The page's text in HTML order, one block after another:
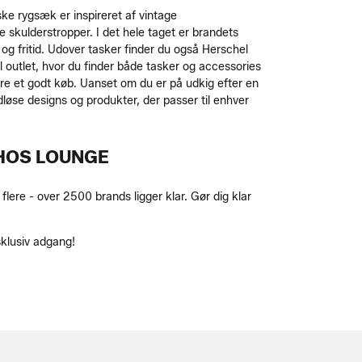
rygsæk er inspireret af vintage
skulderstropper. I det hele taget er brandets
fritid. Udover tasker finder du også Herschel
hvor du finder både tasker og accessories
et godt køb. Uanset om du er på udkig efter en
designs og produkter, der passer til enhver
LOUNGE
- over 2500 brands ligger klar. Gør dig klar
adgang!